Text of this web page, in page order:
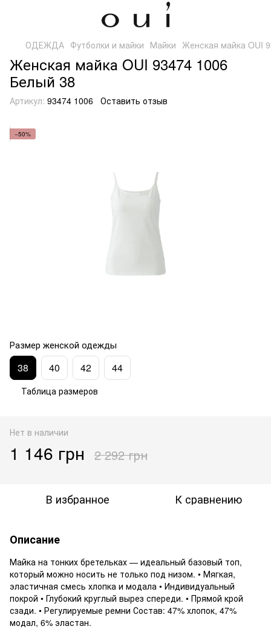
ОДЕЖДА Футболки и майки Майки Женская майка OUI
Женская майка OUI 93474 1006
Белый 38
Артикул: 93474 1006 Оставить отзыв
−50%
Размер женской одежды
38 40 42 44
Таблица размеров
Нет в наличии
1 146 грн 2 292 грн
В избранное К сравнению
Описание
Майка на тонких бретельках — идеальный базовый топ,
который можно носить не только под низом. • Мягкая,
эластичная смесь хлопка и модала • Индивидуальный
покрой • Глубокий круглый вырез спереди. • Прямой крой
сзади. • Регулируемые ремни Состав: 47% хлопок, 47%
модал, 6% эластан.